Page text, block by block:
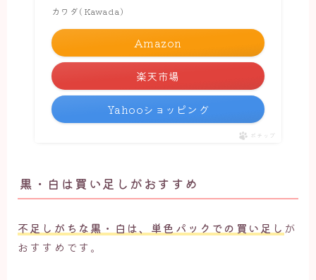
カワダ(Kawada)
Amazon
楽天市場
Yahooショッピング
ポチップ
黒・白は買い足しがおすすめ
不足しがちな黒・白は、単色パックでの買い足し が
おすすめです。